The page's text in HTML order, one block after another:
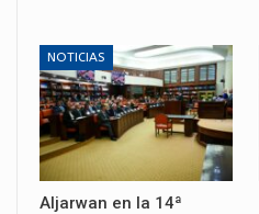
NOTICIAS
Aljarwan en la 14ª